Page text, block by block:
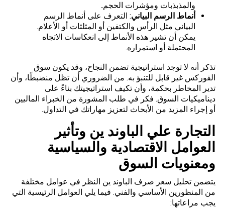
والمذبذبات ومؤشرات الحجم.
أنماط الرسم البياني: التعرف على أنماط الرسم
البياني مثل الرأس والكتفين أو المثلثات أو الأعلام.
يمكن أن تشير هذه الأنماط إلى انعكاسات الاتجاه
المحتملة أو استمراره.
تذكر أنه لا توجد استراتيجية تضمن النجاح، وقد يكون سوق
الفوركس غير قابل للتنبؤ به. من الضروري أن تظل منضبطًا، وأن
تدير المخاطر بحكمة، وأن تكيف استراتيجيتك بناءً على
ديناميكيات السوق. فكر في طلب المشورة من الخبراء الماليين
أو إجراء المزيد من الأبحاث لتعزيز مهاراتك في التداول.
التجارة علي الباوند ين وتأثير
العوامل الاقتصادية والسياسية
ومعنويات السوق
يتضمن تحليل سعر صرف الباوند ين النظر في عوامل مختلفة
من المنظورين الأساسي والفني. فيما يلي العوامل الرئيسية التي
يجب مراعاتها: